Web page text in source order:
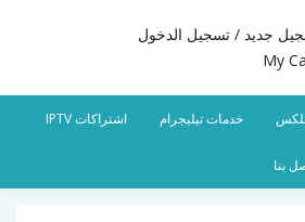
جديد / تسجيل الدخول
خدمات تيليجرام اشتراكات IPTV
بنا